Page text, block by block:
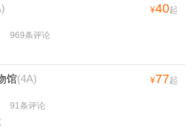
¥40起
969条评论
馆(4A) ¥77起
91条评论